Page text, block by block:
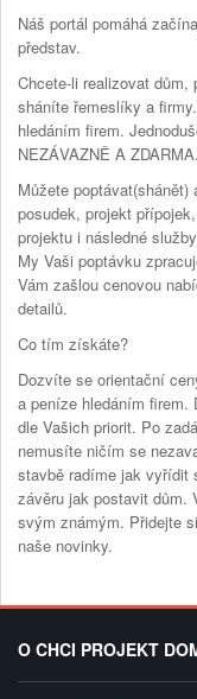
Náš portál pomáhá
představ.
Chcete-li realizovat dům,
sháníte řemeslíky a
hledáním firem.
NEZÁVAZNĚ A ZDARMA.
Můžete
posudek, projekt
projektu i následné
My Vaši poptávku
Vám zašlou cenovou
detailů.
Co tím získáte?
Dozvíte se orientační
a peníze hledáním firem.
dle Vašich priorit. Po
nemusíte ničím se
stavbě radíme jak vyřídit
závěru jak postavit dům.
svým známým. Přidejte
naše novinky.
O CHCI PROJEKT